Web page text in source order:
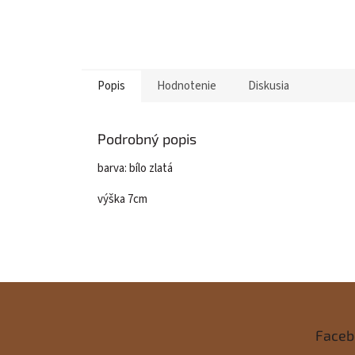
Popis Hodnotenie Diskusia
Podrobný popis
barva: bílo zlatá
výška 7cm